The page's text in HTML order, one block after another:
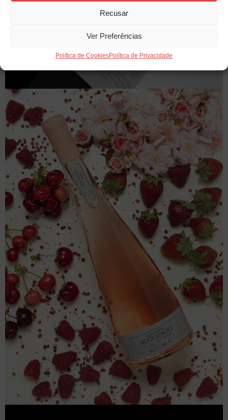
Recusar
Ver Preferências
Política de CookiesPolítica de Privacidade